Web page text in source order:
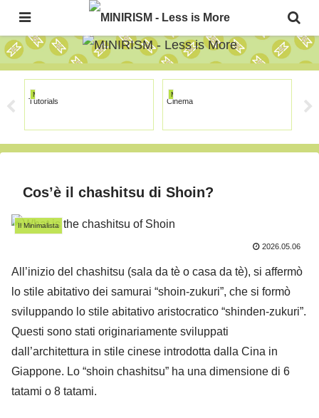
The Japanese Minimalism Art Movement!
MINIRISM
Tutorials
MINIRISM
Cinema
Cos’è il chashitsu di Shoin?
Il Minimalista
2026.05.06
All’inizio del chashitsu (sala da tè o casa da tè), si affermò
lo stile abitativo dei samurai “shoin-zukuri”, che si formò
sviluppando lo stile abitativo aristocratico “shinden-zukuri”.
Questi sono stati originariamente sviluppati
dall’architettura in stile cinese introdotta dalla Cina in
Giappone. Lo “shoin chashitsu” ha una dimensione di 6
tatami o 8 tatami.